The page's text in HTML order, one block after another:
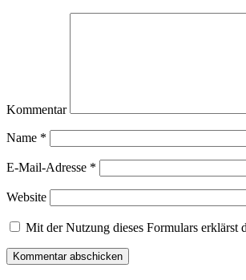
Kommentar
Name *
E-Mail-Adresse *
Website
Mit der Nutzung dieses Formulars erklärst